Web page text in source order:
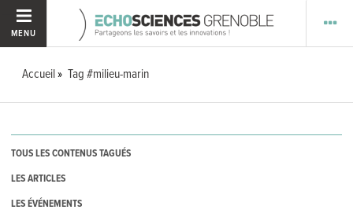
MENU
Accueil Tag #milieu-marin
TOUS LES CONTENUS TAGUÉS
LES ARTICLES
LES ÉVÉNEMENTS